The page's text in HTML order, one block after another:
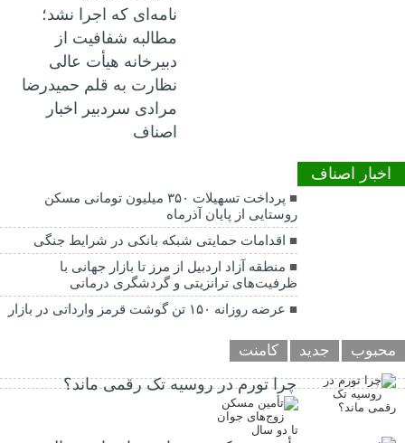
نامه‌ای که اجرا نشد؛
مطالبه شفافیت از
دبیرخانه هیأت عالی
نظارت به قلم حمیدرضا
مرادی سردبیر اخبار
اصناف
اخبار اصناف
پرداخت تسهیلات ۳۵۰ میلیون تومانی مسکن
روستایی از پایان آذرماه
اقدامات حمایتی شبکه بانکی در شرایط جنگی
منطقه آزاد اردبیل از مرز تا بازار جهانی با
ظرفیت‌های ترانزیتی و گردشگری درمانی
عرضه روزانه ۱۵۰ تن گوشت قرمز وارداتی در بازار
محبوب جدید کامنت
چرا تورم در روسیه تک رقمی ماند؟